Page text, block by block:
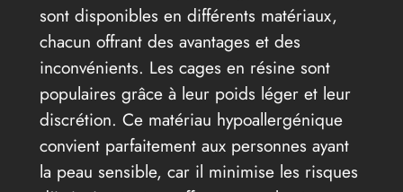
sont disponibles en différents matériaux,
chacun offrant des avantages et des
inconvénients. Les cages en résine sont
populaires grâce à leur poids léger et leur
discrétion. Ce matériau hypoallergénique
convient parfaitement aux personnes ayant
la peau sensible, car il minimise les risques